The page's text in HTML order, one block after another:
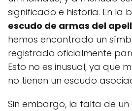
significado e historia. En la
escudo de armas del
hemos encontrado un
registrado oficialmente
Esto no es inusual, ya que
no tienen un escudo
Sin embargo, la falta de